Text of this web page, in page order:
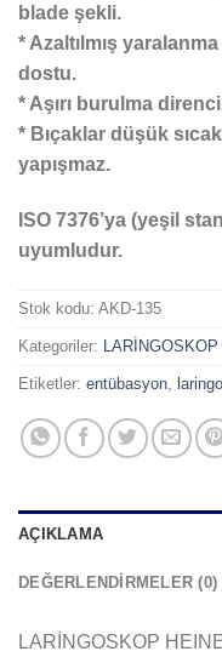
blade şekli.
* Azaltılmış
dostu.
* Aşırı burulma
* Bıçaklar düşük
yapışmaz.
ISO 7376’ya (yeşil
uyumludur.
Stok kodu: AKD-135
Kategoriler: LARİNGOSKOP
Etiketler: entübasyon,
AÇIKLAMA
DEĞERLENDIRMELER (0)
LARİNGOSKOP